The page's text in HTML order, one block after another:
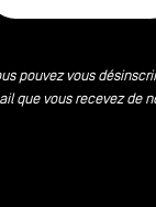
pouvez vous
que vous recevez de